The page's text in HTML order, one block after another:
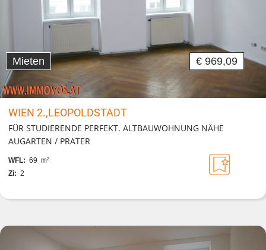
Mieten € 969,09
WIEN 2.,LEOPOLDSTADT
FÜR STUDIERENDE PERFEKT. ALTBAUWOHNUNG NÄHE
AUGARTEN / PRATER
WFL: 69 m²
Zi: 2